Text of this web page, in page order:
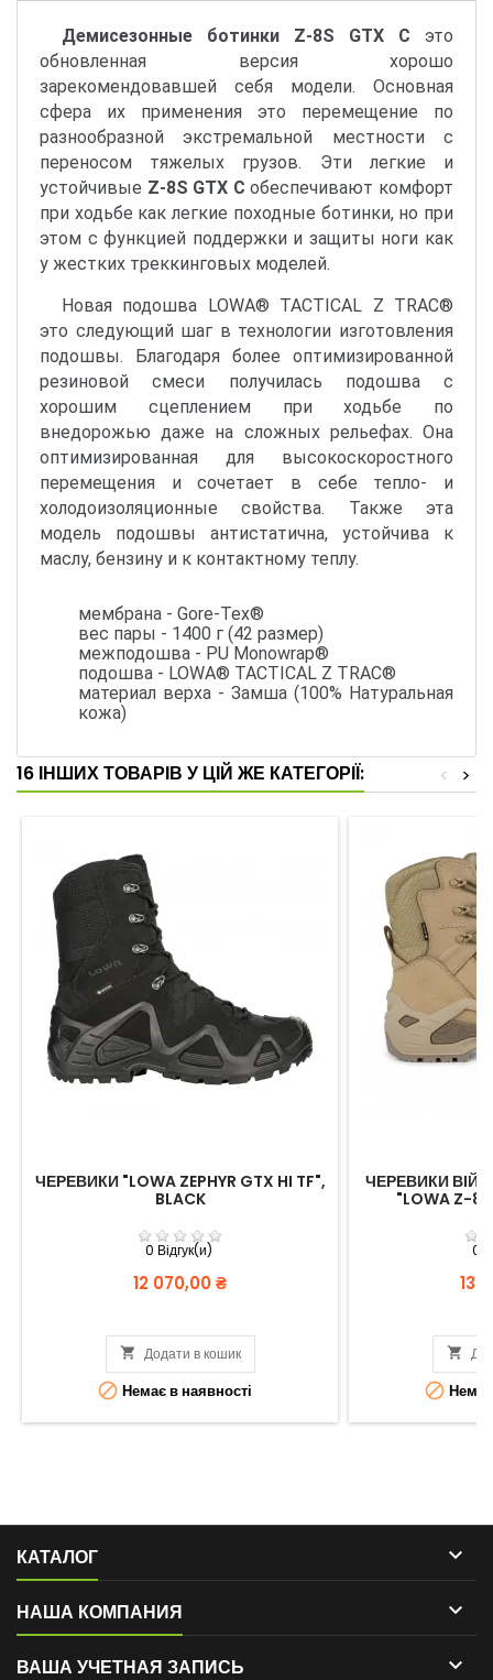
Демисезонные ботинки Z-8S GTX С это
обновленная версия хорошо
зарекомендовавшей себя модели. Основная
сфера их применения это перемещение по
разнообразной экстремальной местности с
переносом тяжелых грузов. Эти легкие и
устойчивые Z-8S GTX С обеспечивают комфорт
при ходьбе как легкие походные ботинки, но при
этом с функцией поддержки и защиты ноги как
у жестких треккинговых моделей.
Новая подошва LOWA® TACTICAL Z TRAC®
это следующий шаг в технологии изготовления
подошвы. Благодаря более оптимизированной
резиновой смеси получилась подошва с
хорошим сцеплением при ходьбе по
внедорожью даже на сложных рельефах. Она
оптимизированная для высокоскоростного
перемещения и сочетает в себе тепло- и
холодоизоляционные свойства. Также эта
модель подошвы антистатична, устойчива к
маслу, бензину и к контактному теплу.
мембрана - Gore-Tex®
вес пары - 1400 г (42 размер)
межподошва - PU Monowrap®
подошва - LOWA® TACTICAL Z TRAC®
материал верха - Замша (100% Натуральная
кожа)
16 ІНШИХ ТОВАРІВ У ЦІЙ ЖЕ КАТЕГОРІЇ: >
<
ЧЕРЕВИКИ "LOWA ZEPHYR GTX HI TF",
BLACK
0 Відгук(и)
Вартість
12 070,00 ₴
 Додати в кошик
 Немає в наявності
ЧЕРЕВИКИ
"LOWA Z-
0
13


КАТАЛОГ 
НАША КОМПАНИЯ 
ВАША УЧЕТНАЯ ЗАПИСЬ 